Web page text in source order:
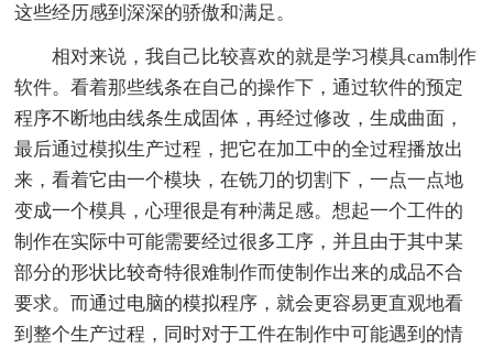
这些经历感到深深的骄傲和满足。
相对来说，我自己比较喜欢的就是学习模具cam制作
软件。看着那些线条在自己的操作下，通过软件的预定
程序不断地由线条生成固体，再经过修改，生成曲面，
最后通过模拟生产过程，把它在加工中的全过程播放出
来，看着它由一个模块，在铣刀的切割下，一点一点地
变成一个模具，心理很是有种满足感。想起一个工件的
制作在实际中可能需要经过很多工序，并且由于其中某
部分的形状比较奇特很难制作而使制作出来的成品不合
要求。而通过电脑的模拟程序，就会更容易更直观地看
到整个生产过程，同时对于工件在制作中可能遇到的情